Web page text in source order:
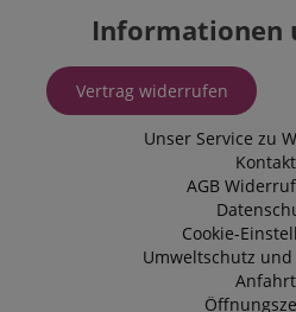
Informationen
Vertrag widerrufen
Unser Service zu
Kontakt
AGB
Cookie-
Umweltschutz
Anfahrt